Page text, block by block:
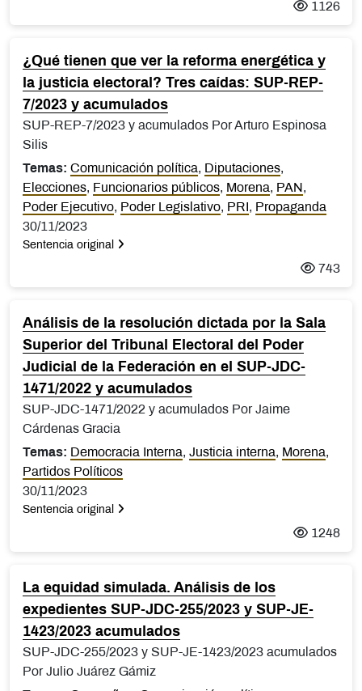
1126
¿Qué tienen que ver la reforma energética y
la justicia electoral? Tres caídas: SUP-REP-
7/2023 y acumulados
SUP-REP-7/2023 y acumulados Por Arturo Espinosa
Silis
Temas: Comunicación política, Diputaciones,
Elecciones, Funcionarios públicos, Morena, PAN ,
Poder Ejecutivo, Poder Legislativo, PRI , Propaganda
30/11/2023
Sentencia original
743
Análisis de la resolución dictada por la Sala
Superior del Tribunal Electoral del Poder
Judicial de la Federación en el SUP-JDC-
1471/2022 y acumulados
SUP-JDC-1471/2022 y acumulados Por Jaime
Cárdenas Gracia
Temas: Democracia Interna, Justicia interna, Morena,
Partidos Políticos
30/11/2023
Sentencia original
1248
La equidad simulada. Análisis de los
expedientes SUP-JDC-255/2023 y SUP-JE-
1423/2023 acumulados
SUP-JDC-255/2023 y SUP-JE-1423/2023 acumulados
Por Julio Juárez Gámiz